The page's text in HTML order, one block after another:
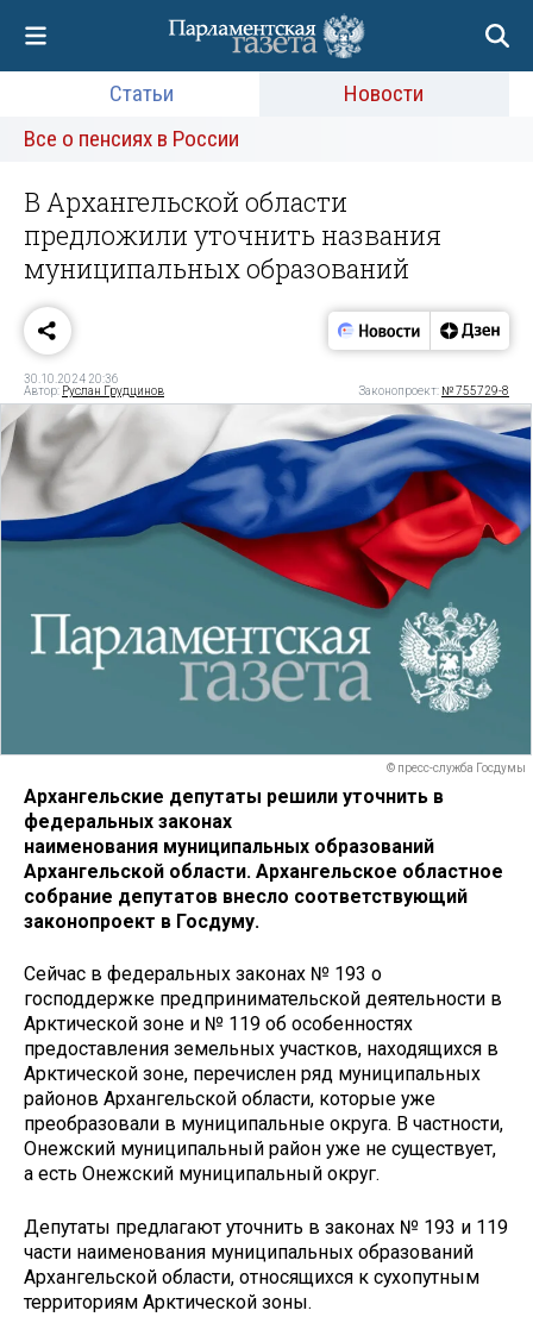
Статьи
Новости
Все о пенсиях в России
В Архангельской области
предложили уточнить названия
муниципальных образований
30.10.2024 20:36
Автор: Руслан Грудцинов Законопроект: № 755729-8
© пресс-служба Госдумы
Архангельские депутаты решили уточнить в
федеральных законах
наименования муниципальных образований
Архангельской области. Архангельское областное
собрание депутатов внесло соответствующий
законопроект в Госдуму.
Сейчас в федеральных законах № 193 о
господдержке предпринимательской деятельности в
Арктической зоне и № 119 об особенностях
предоставления земельных участков, находящихся в
Арктической зоне, перечислен ряд муниципальных
районов Архангельской области, которые уже
преобразовали в муниципальные округа. В частности,
Онежский муниципальный район уже не существует,
а есть Онежский муниципальный округ.
Депутаты предлагают уточнить в законах № 193 и 119
части наименования муниципальных образований
Архангельской области, относящихся к сухопутным
территориям Арктической зоны.